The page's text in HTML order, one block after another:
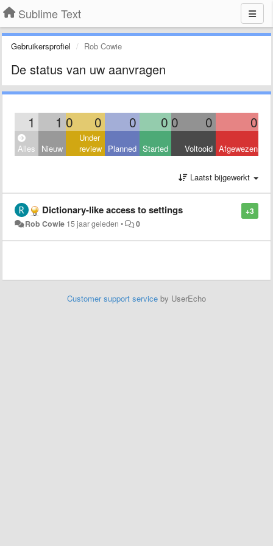
Sublime Text
Gebruikersprofiel Rob Cowie
De status van uw aanvragen
1 1 0 0 0 0 0 0 0
Alles Nieuw
Under
review Planned Started Voltooid Afgewezen
Laatst bijgewerkt
+3
Dictionary-like access to settings
Rob Cowie 15 jaar geleden • 0
Customer support service by UserEcho